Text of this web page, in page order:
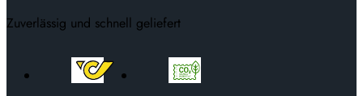
Zuverlässig und schnell geliefert